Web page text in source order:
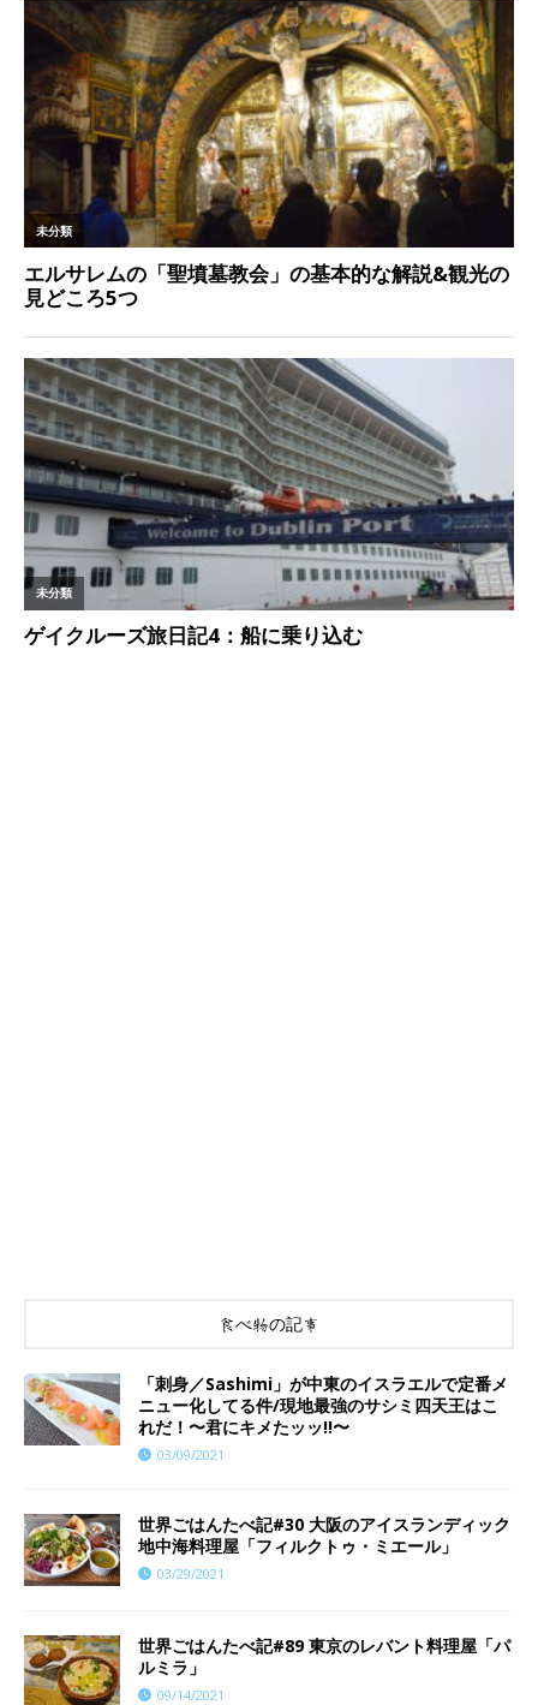
食べ物の記事
「刺身／Sashimi」が中東のイスラエルで定番メ
ニュー化してる件/現地最強のサシミ四天王はこ
れだ！〜君にキメたッッ!!〜
03/09/2021
世界ごはんたべ記#30 大阪のアイスランディック
地中海料理屋「フィルクトゥ・ミエール」
03/29/2021
世界ごはんたべ記#89 東京のレバント料理屋「パ
ルミラ」
09/14/2021